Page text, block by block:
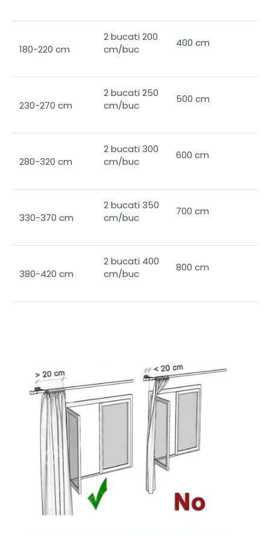
180-220 cm
2 bucati 200
cm/buc
400 cm
230-270 cm
2 bucati 250
cm/buc
500 cm
280-320 cm
2 bucati 300
cm/buc
600 cm
330-370 cm
2 bucati 350
cm/buc
700 cm
380-420 cm
2 bucati 400
cm/buc
800 cm